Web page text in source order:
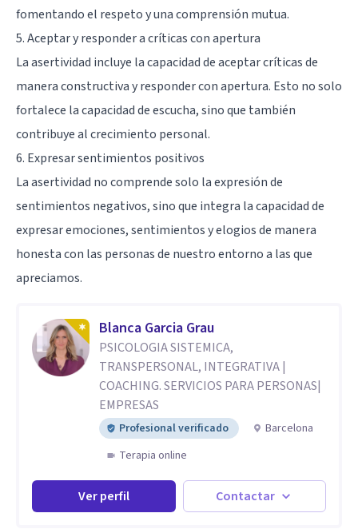
fomentando el respeto y una comprensión mutua.
5. Aceptar y responder a críticas con apertura
La asertividad incluye la capacidad de aceptar críticas de
manera constructiva y responder con apertura. Esto no solo
fortalece la capacidad de escucha, sino que también
contribuye al crecimiento personal.
6. Expresar sentimientos positivos
La asertividad no comprende solo la expresión de
sentimientos negativos, sino que integra la capacidad de
expresar emociones, sentimientos y elogios de manera
honesta con las personas de nuestro entorno a las que
apreciamos.
Blanca Garcia Grau
PSICOLOGIA SISTEMICA,
TRANSPERSONAL, INTEGRATIVA |
COACHING. SERVICIOS PARA PERSONAS|
EMPRESAS
Profesional verificado
Barcelona
Terapia online
Ver perfil Contactar